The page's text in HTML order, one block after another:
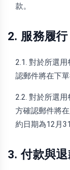
款。
2. 服務履行
2.1. 對於所選
認郵件將在下
2.2. 對於所選
方確認郵件將
約日期為12月
3. 付款與